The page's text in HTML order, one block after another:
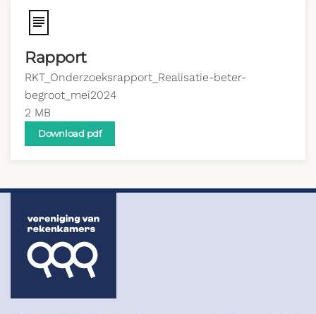
Rapport
RKT_Onderzoeksrapport_Realisatie-beter-
begroot_mei2024
2 MB
Download pdf